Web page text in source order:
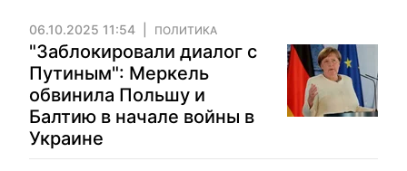
06.10.2025 11:54 ПОЛИТИКА
"Заблокировали диалог с
Путиным": Меркель
обвинила Польшу и
Балтию в начале войны в
Украине